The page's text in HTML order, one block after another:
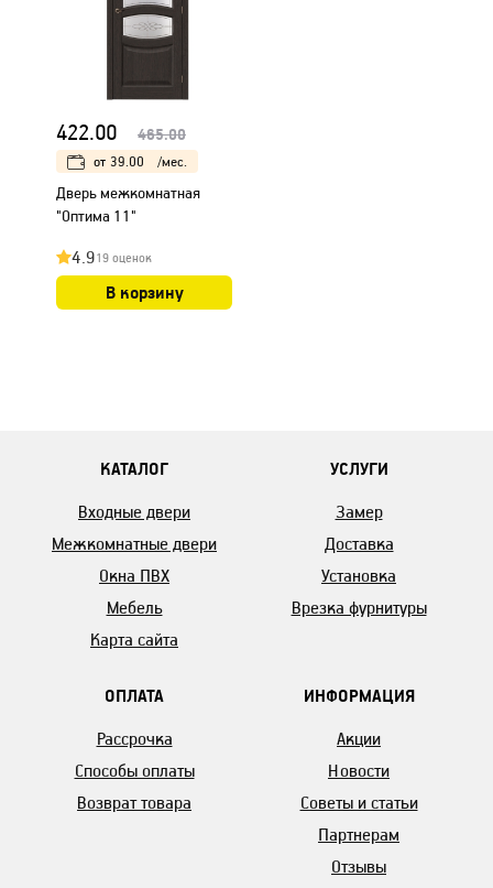
422.00 465.00
от 39.00 /мес.
Дверь межкомнатная
"Оптима 11"
4.919 оценок
В корзину
КАТАЛОГ
Входные двери
Межкомнатные двери
Окна ПВХ
Мебель
Карта сайта
УСЛУГИ
Замер
Доставка
Установка
Врезка фурнитуры
ОПЛАТА
Рассрочка
Способы оплаты
Возврат товара
ИНФОРМАЦИЯ
Акции
Новости
Советы и статьи
Партнерам
Отзывы